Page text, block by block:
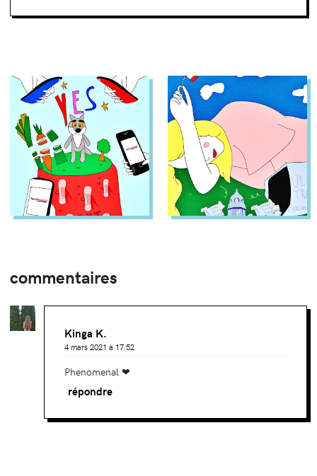
commentaires
Kinga K.
4 mars 2021 à 17:52
Phenomenal ❤
répondre